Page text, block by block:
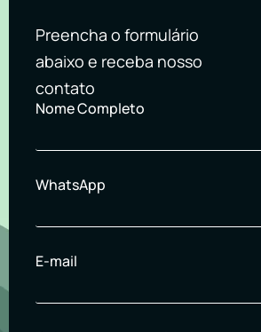
Preencha o formulário
abaixo e receba nosso
contato
Nome Completo
WhatsApp
E-mail